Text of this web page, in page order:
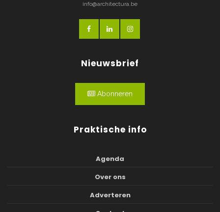
info@architectura.be
Nieuwsbrief
Abonneren
Praktische info
Agenda
Over ons
Adverteren